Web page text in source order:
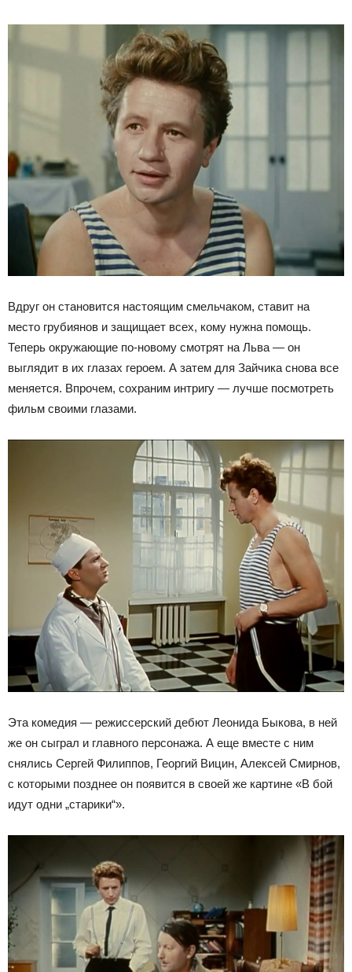
Вдруг он становится настоящим смельчаком, ставит на
место грубиянов и защищает всех, кому нужна помощь.
Теперь окружающие по-новому смотрят на Льва — он
выглядит в их глазах героем. А затем для Зайчика снова все
меняется. Впрочем, сохраним интригу — лучше посмотреть
фильм своими глазами.
Эта комедия — режиссерский дебют Леонида Быкова, в ней
же он сыграл и главного персонажа. А еще вместе с ним
снялись Сергей Филиппов, Георгий Вицин, Алексей Смирнов,
с которыми позднее он появится в своей же картине «В бой
идут одни „старики“».